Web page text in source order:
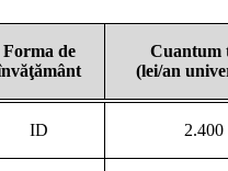
Forma de
Cuantum
(lei/an
ID 2.400